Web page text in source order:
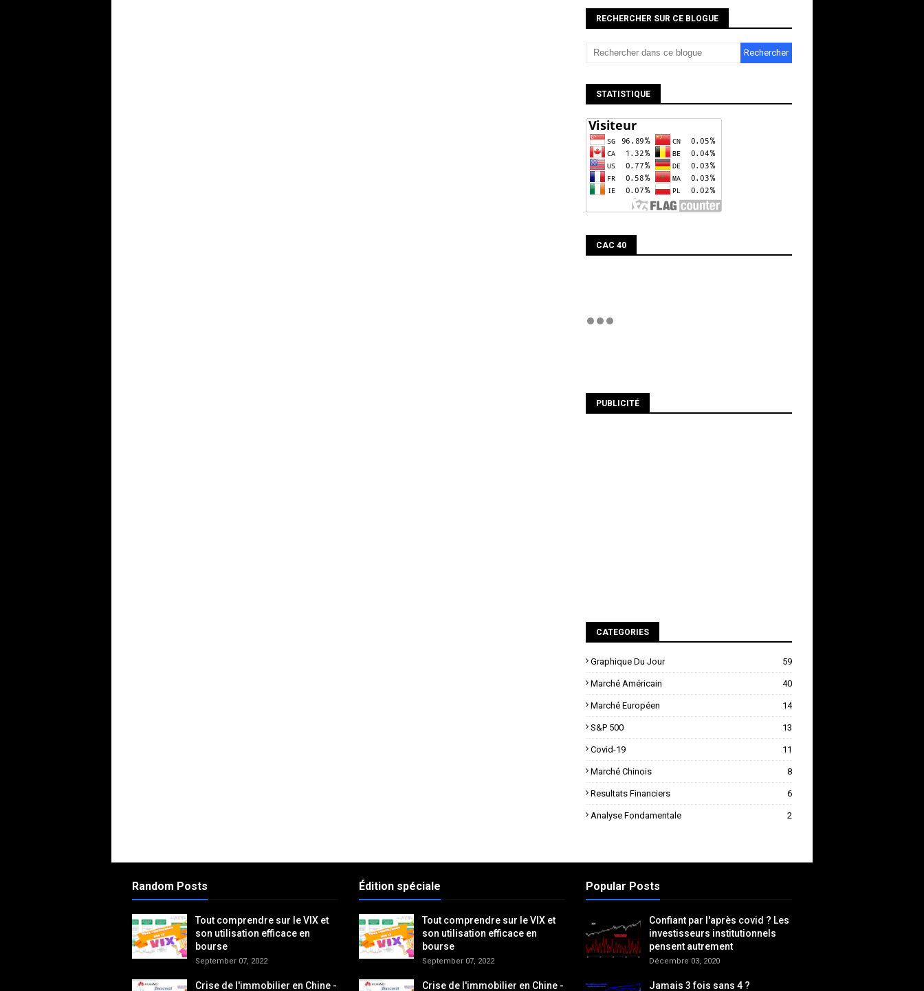
RECHERCHER SUR CE BLOGUE
STATISTIQUE
CAC 40
PUBLICITÉ
CATEGORIES
Graphique Du Jour 59
Marché Américain 40
Marché Européen 14
S&P 500 13
Covid-19 11
Marché Chinois 8
Resultats Financiers 6
Analyse Fondamentale 2
Random Posts
Tout comprendre sur le VIX et
son utilisation efficace en
bourse
September 07, 2022
Crise de l'immobilier en Chine -
Édition spéciale
Tout comprendre sur le VIX et
son utilisation efficace en
bourse
September 07, 2022
Crise de l'immobilier en Chine -
Popular Posts
Confiant par l'après covid ? Les
investisseurs institutionnels
pensent autrement
Décembre 03, 2020
Jamais 3 fois sans 4 ?